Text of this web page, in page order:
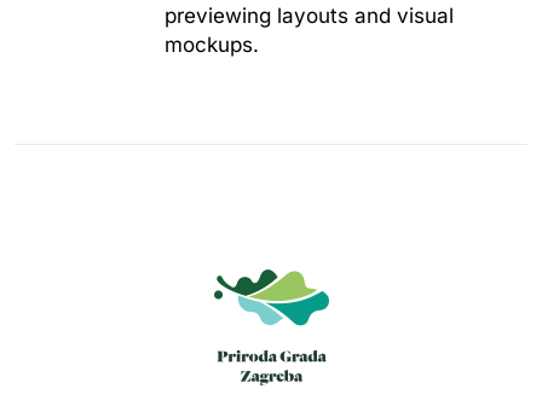
previewing layouts and visual
mockups.